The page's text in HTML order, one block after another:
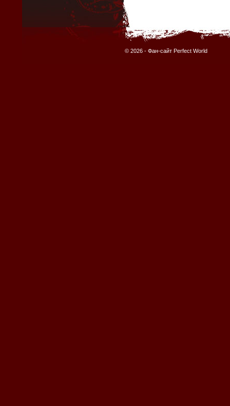
© 2026 - Фан-сайт Perfect World